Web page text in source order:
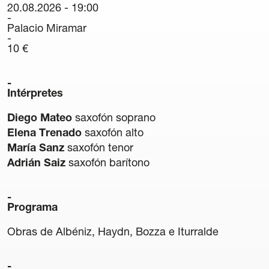
Amigos
Noticias
20.08.2026 - 19:00
Palacio Miramar
10 €
Intérpretes
Diego Mateo saxofón soprano
Elena Trenado saxofón alto
María Sanz saxofón tenor
Adrián Saiz saxofón barítono
Programa
Obras de Albéniz, Haydn, Bozza e Iturralde